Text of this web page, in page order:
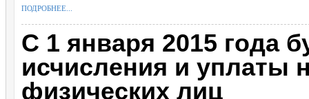
ПОДРОБНЕЕ...
С 1 января 2015 года
исчисления и уплаты
физических лиц